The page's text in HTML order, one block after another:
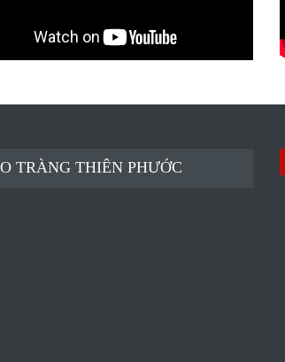
TRÀNG THIÊN PHƯỚC